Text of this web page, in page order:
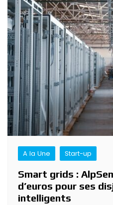
A la Une Start-up
Smart grids :
d’euros pour ses
intelligents